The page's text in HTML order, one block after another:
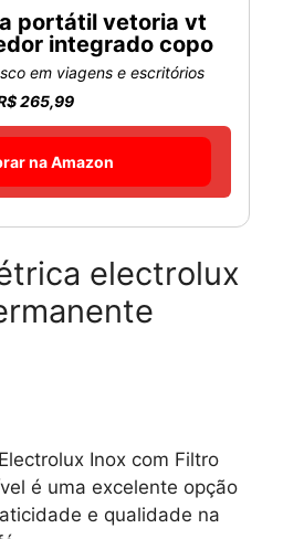
portátil vetoria vt
integrado copo
em viagens e escritórios
265,99
na Amazon
electrolux
Inox com Filtro
é uma excelente opção
e qualidade na